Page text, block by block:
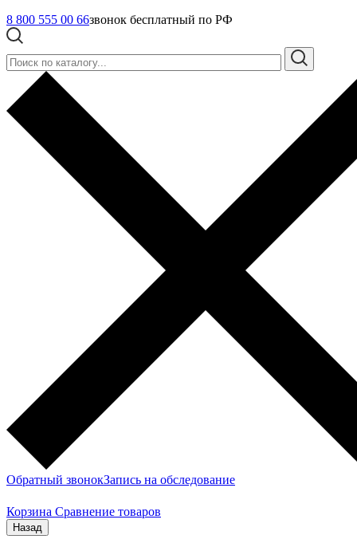
8 800 555 00 66звонок бесплатный по РФ
Обратный звонокЗапись на обследование
Корзина Сравнение товаров
Назад